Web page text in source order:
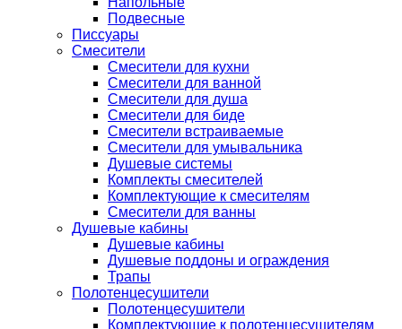
Подвесные
Писсуары
Смесители
Смесители для кухни
Смесители для ванной
Смесители для душа
Смесители для биде
Смесители встраиваемые
Смесители для умывальника
Душевые системы
Комплекты смесителей
Комплектующие к смесителям
Смесители для ванны
Душевые кабины
Душевые кабины
Душевые поддоны и ограждения
Трапы
Полотенцесушители
Полотенцесушители
Комплектующие к полотенцесушителям